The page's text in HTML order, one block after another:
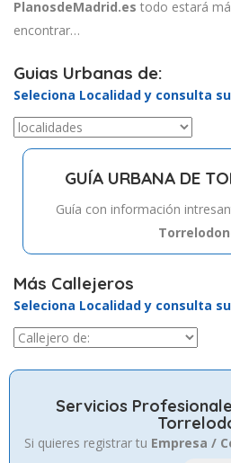
PlanosdeMadrid.es todo estará
encontrar…
Guias Urbanas de:
Seleciona Localidad y consulta
GUÍA URBANA DE
Guía con información
Más Callejeros
Seleciona Localidad y consulta
Servicios
Si quieres registrar tu Empresa /